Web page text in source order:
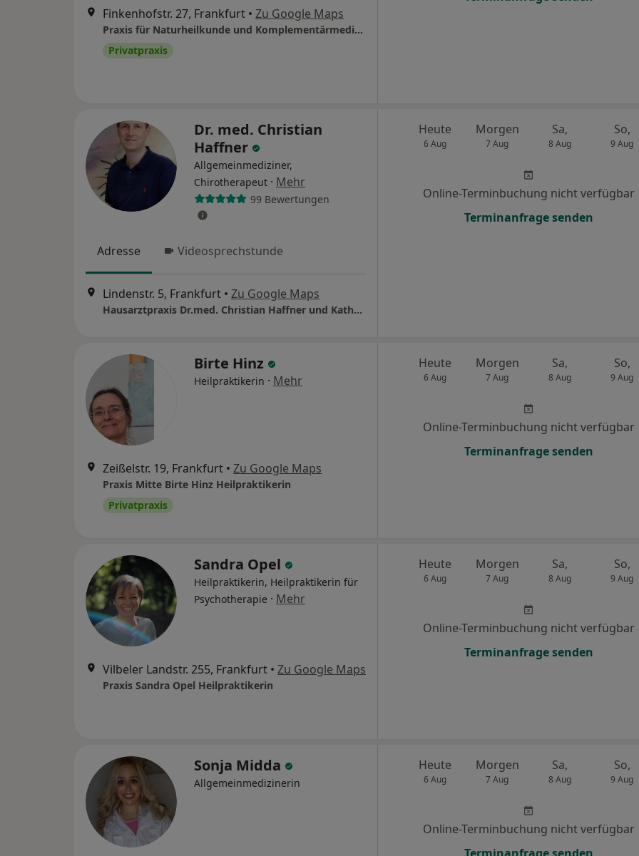
Finkenhofstr. 27, Frankfurt • Zu Google Maps
Praxis für Naturheilkunde und Komplementärmedizin Silke Thiele-Kollmann
Privatpraxis
Dr. med. Christian
Haffner
Allgemeinmediziner,
Chirotherapeut · Mehr
99 Bewertungen
Adresse Videosprechstunde
Lindenstr. 5, Frankfurt • Zu Google Maps
Hausarztpraxis Dr.med. Christian Haffner und Kathrin Haffner
Heute
6 Aug
Morgen
7 Aug
Sa,
8 Aug
So,
9 Aug
Online-Terminbuchung nicht verfügbar
Terminanfrage senden
Birte Hinz
Heilpraktikerin · Mehr
Zeißelstr. 19, Frankfurt • Zu Google Maps
Praxis Mitte Birte Hinz Heilpraktikerin
Privatpraxis
Heute
6 Aug
Morgen
7 Aug
Sa,
8 Aug
So,
9 Aug
Online-Terminbuchung nicht verfügbar
Terminanfrage senden
Sandra Opel
Heilpraktikerin, Heilpraktikerin für
Psychotherapie · Mehr
Vilbeler Landstr. 255, Frankfurt • Zu Google Maps
Praxis Sandra Opel Heilpraktikerin
Heute
6 Aug
Morgen
7 Aug
Sa,
8 Aug
So,
9 Aug
Online-Terminbuchung nicht verfügbar
Terminanfrage senden
Sonja Midda
Allgemeinmedizinerin
Heute
6 Aug
Morgen
7 Aug
Sa,
8 Aug
So,
9 Aug
Online-Terminbuchung nicht verfügbar